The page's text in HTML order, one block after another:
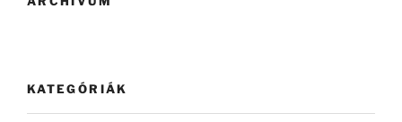
KATEGÓRIÁK